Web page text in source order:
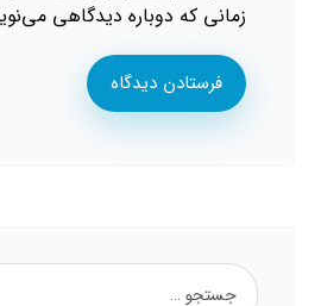
زمانی که دوباره دیدگاهی
فرستادن دیدگاه